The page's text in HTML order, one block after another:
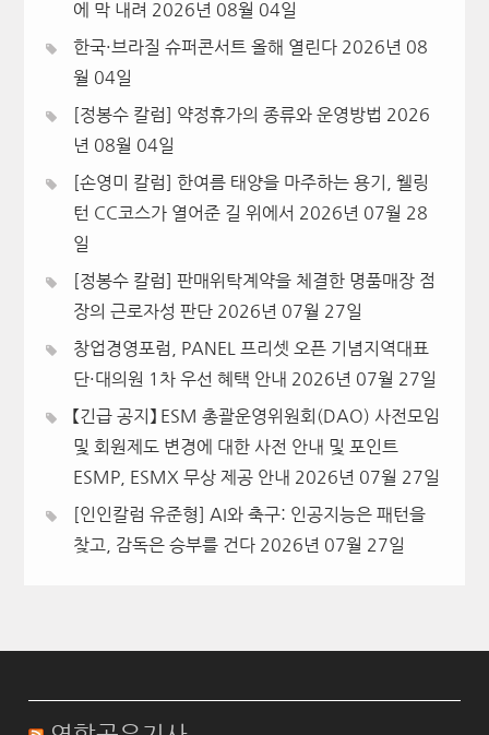
에 막 내려 2026년 08월 04일
한국·브라질 슈퍼콘서트 올해 열린다 2026년 08
월 04일
[정봉수 칼럼] 약정휴가의 종류와 운영방법 2026
년 08월 04일
[손영미 칼럼] 한여름 태양을 마주하는 용기, 웰링
턴 CC코스가 열어준 길 위에서 2026년 07월 28
일
[정봉수 칼럼] 판매위탁계약을 체결한 명품매장 점
장의 근로자성 판단 2026년 07월 27일
창업경영포럼, PANEL 프리셋 오픈 기념지역대표
단·대의원 1차 우선 혜택 안내 2026년 07월 27일
【긴급 공지】 ESM 총괄운영위원회(DAO) 사전모임
및 회원제도 변경에 대한 사전 안내 및 포인트
ESMP, ESMX 무상 제공 안내 2026년 07월 27일
[인인칼럼 유준형] AI와 축구: 인공지능은 패턴을
찾고, 감독은 승부를 건다 2026년 07월 27일